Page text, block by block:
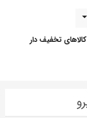
کالاهای تخفیف دار